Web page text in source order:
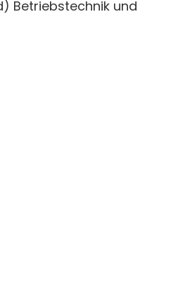
Betriebstechnik und